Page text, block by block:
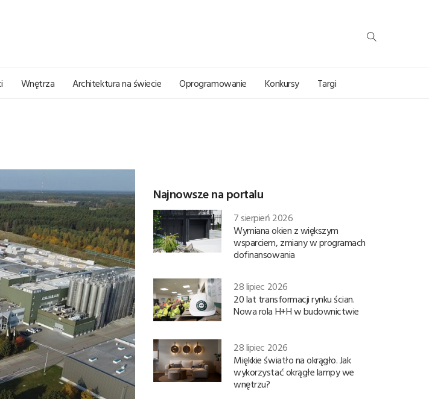
Wnętrza Architektura na świecie Oprogramowanie Konkursy Targi
Najnowsze na portalu
7 sierpień 2026
Wymiana okien z większym
wsparciem, zmiany w programach
dofinansowania
28 lipiec 2026
20 lat transformacji rynku ścian.
Nowa rola H+H w budownictwie
28 lipiec 2026
Miękkie światło na okrągło. Jak
wykorzystać okrągłe lampy we
wnętrzu?